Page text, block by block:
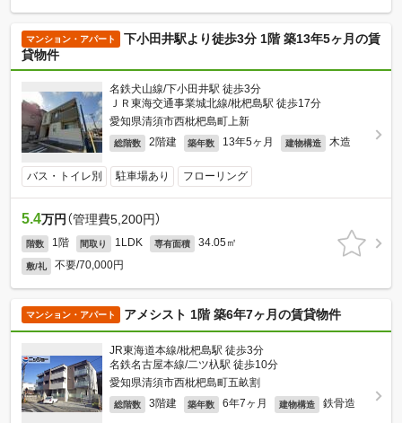
マンション・アパート
下小田井駅より徒歩3分 1階 築13年5ヶ月の賃
貸物件
名鉄犬山線/下小田井駅 徒歩3分
ＪＲ東海交通事業城北線/枇杷島駅 徒歩17分
愛知県清須市西枇杷島町上新
総階数 2階建 築年数 13年5ヶ月 建物構造 木造
バス・トイレ別 駐車場あり フローリング
5.4万円 （管理費5,200円）
階数 1階 間取り 1LDK 専有面積 34.05㎡
敷/礼 不要/70,000円
マンション・アパート アメシスト 1階 築6年7ヶ月の賃貸物件
JR東海道本線/枇杷島駅 徒歩3分
名鉄名古屋本線/二ツ杁駅 徒歩10分
愛知県清須市西枇杷島町五畝割
総階数 3階建 築年数 6年7ヶ月 建物構造 鉄骨造